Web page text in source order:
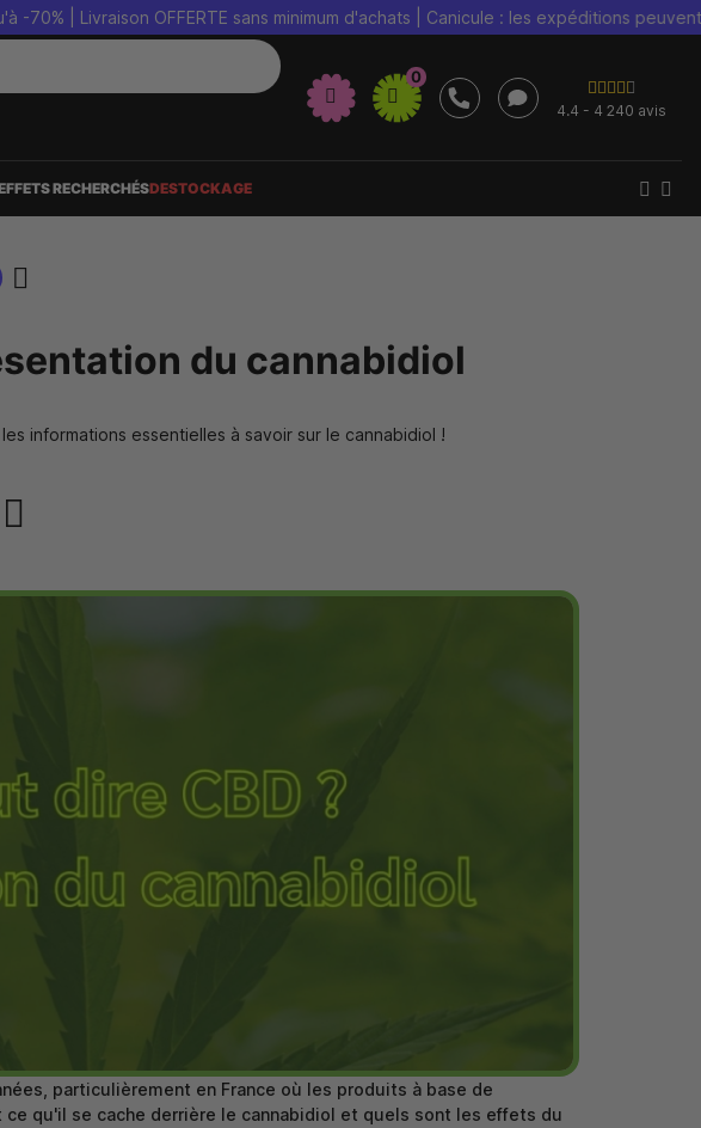
OFFERTE sans minimum d'achats | Canicule : les expéditions peuvent être
0
4.4 - 4 240 avis
RECHERCHÉSDESTOCKAGE
du cannabidiol
informations essentielles à savoir sur le cannabidiol !
particulièrement en France où les produits à base de
qu'il se cache derrière le cannabidiol et quels sont les effets du